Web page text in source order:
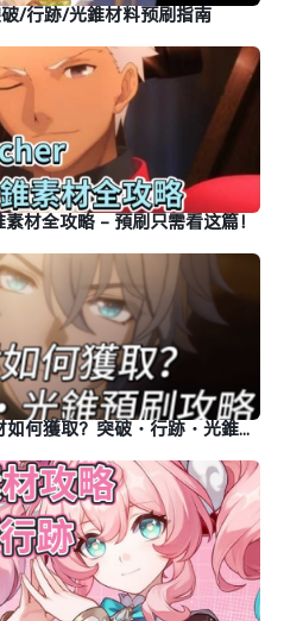
/行跡/光錐材料预刷指南
材全攻略 - 預刷只需看这篇！
《崩壞：星穹鐵道》白厄素材如何獲取？突破・行跡・光錐預刷攻略